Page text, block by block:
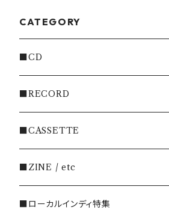
CATEGORY
■CD
・INDIE
・EMO/PUNK/POST HC
・SHOEGAZE/DREAMPOP/POST
ROCK
■RECORD
■CASSETTE
■ZINE / etc
■ローカルインディ特集